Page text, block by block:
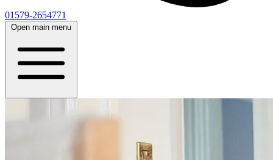
01579-2654771
Open main menu